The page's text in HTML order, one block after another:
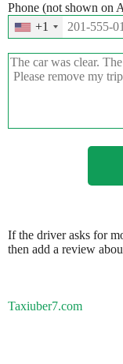
Phone (not shown on
+1
If the driver asks for
then add a review
Taxiuber7.com